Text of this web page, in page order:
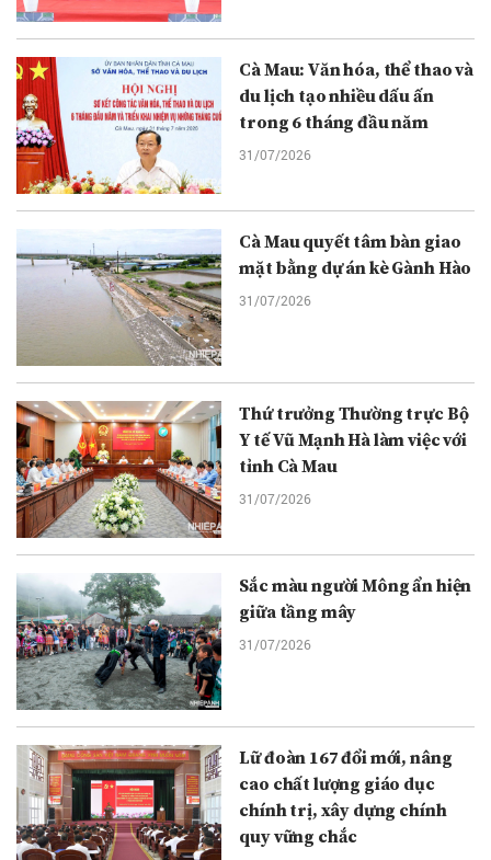
Cà Mau: Văn hóa, thể thao và
du lịch tạo nhiều dấu ấn
trong 6 tháng đầu năm
31/07/2026
Cà Mau quyết tâm bàn giao
mặt bằng dự án kè Gành Hào
31/07/2026
Thứ trưởng Thường trực Bộ
Y tế Vũ Mạnh Hà làm việc với
tỉnh Cà Mau
31/07/2026
Sắc màu người Mông ẩn hiện
giữa tầng mây
31/07/2026
Lữ đoàn 167 đổi mới, nâng
cao chất lượng giáo dục
chính trị, xây dựng chính
quy vững chắc